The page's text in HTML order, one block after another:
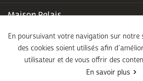
Maison Relais
Piscine communale
École fondamentale
En poursuivant votre navigation sur notre
des cookies soient utilisés afin
utilisateur et de vous offrir des
En savoir plus